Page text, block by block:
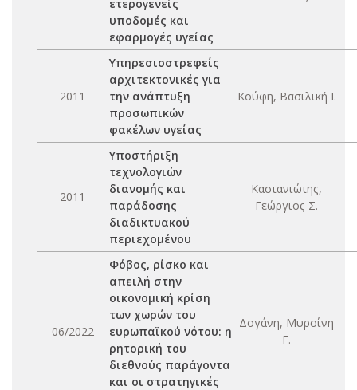
ετερογενείς
υποδομές και
εφαρμογές υγείας
2011
Υπηρεσιοστρεφείς
αρχιτεκτονικές για
την ανάπτυξη
προσωπικών
φακέλων υγείας
Κούφη, Βασιλική Ι.
2011
Υποστήριξη
τεχνολογιών
διανομής και
παράδοσης
διαδικτυακού
περιεχομένου
Καστανιώτης,
Γεώργιος Σ.
06/2022
Φόβος, ρίσκο και
απειλή στην
οικονομική κρίση
των χωρών του
ευρωπαϊκού νότου: η
ρητορική του
διεθνούς παράγοντα
και οι στρατηγικές
Δογάνη, Μυρσίνη
Γ.